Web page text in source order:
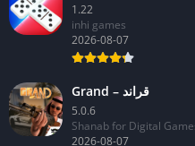
1.22
inhi games
2026-08-07
Grand – قراند
5.0.6
Shanab for Digital
2026-08-07